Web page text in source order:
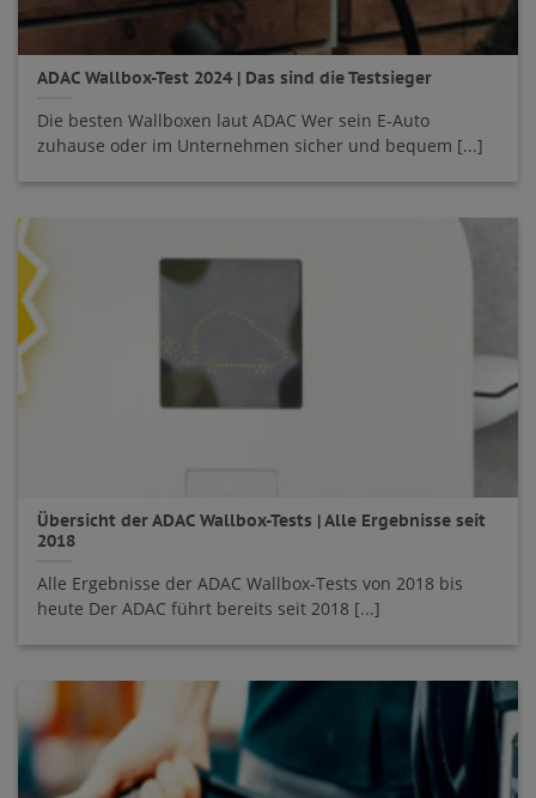
ADAC Wallbox-Test 2024 | Das sind die Testsieger
Die besten Wallboxen laut ADAC Wer sein E-Auto
zuhause oder im Unternehmen sicher und bequem [...]
Übersicht der ADAC Wallbox-Tests | Alle Ergebnisse seit
2018
Alle Ergebnisse der ADAC Wallbox-Tests von 2018 bis
heute Der ADAC führt bereits seit 2018 [...]